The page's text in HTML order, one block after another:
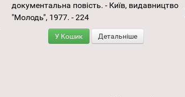
документальна повість. - Київ, видавництво
"Молодь", 1977. - 224
У Кошик Детальніше